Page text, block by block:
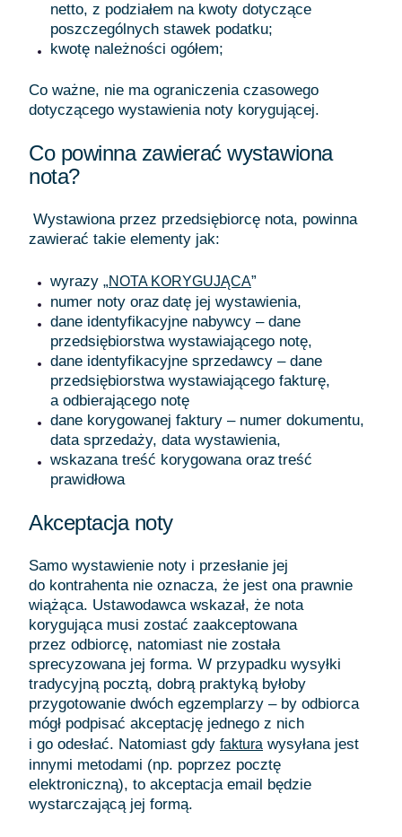
netto, z podziałem na kwoty dotyczące
poszczególnych stawek podatku;
kwotę należności ogółem;
Co ważne, nie ma ograniczenia czasowego
dotyczącego wystawienia noty korygującej.
Co powinna zawierać wystawiona
nota?
Wystawiona przez przedsiębiorcę nota, powinna
zawierać takie elementy jak:
wyrazy „NOTA KORYGUJĄCA”
numer noty oraz datę jej wystawienia,
dane identyfikacyjne nabywcy – dane
przedsiębiorstwa wystawiającego notę,
dane identyfikacyjne sprzedawcy – dane
przedsiębiorstwa wystawiającego fakturę,
a odbierającego notę
dane korygowanej faktury – numer dokumentu,
data sprzedaży, data wystawienia,
wskazana treść korygowana oraz treść
prawidłowa
Akceptacja noty
Samo wystawienie noty i przesłanie jej
do kontrahenta nie oznacza, że jest ona prawnie
wiążąca. Ustawodawca wskazał, że nota
korygująca musi zostać zaakceptowana
przez odbiorcę, natomiast nie została
sprecyzowana jej forma. W przypadku wysyłki
tradycyjną pocztą, dobrą praktyką byłoby
przygotowanie dwóch egzemplarzy – by odbiorca
mógł podpisać akceptację jednego z nich
i go odesłać. Natomiast gdy faktura wysyłana jest
innymi metodami (np. poprzez pocztę
elektroniczną), to akceptacja email będzie
wystarczającą jej formą.